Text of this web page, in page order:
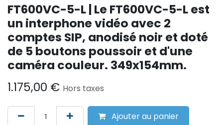
FT600VC-5-L | Le FT600VC-5-L est
un interphone vidéo avec 2
comptes SIP, anodisé noir et doté
de 5 boutons poussoir et d'une
caméra couleur. 349x154mm.
1.175,00 € Hors taxes
Ajouter au panier